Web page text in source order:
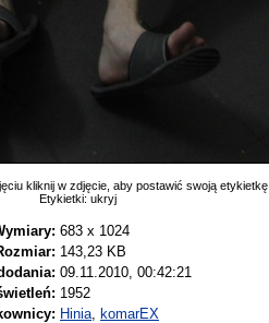
kliknij w zdjęcie, aby postawić swoją etykietkę.
Etykietki: ukryj
683 x 1024
143,23 KB
09.11.2010, 00:42:21
1952
Hinia komarEX